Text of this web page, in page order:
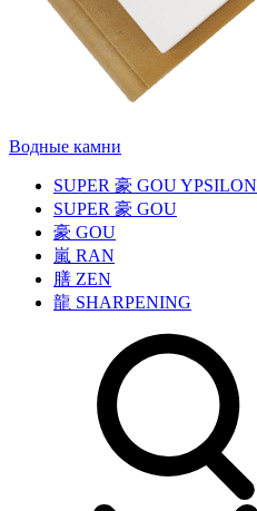
Водные камни
SUPER 豪 GOU YPSILON
SUPER 豪 GOU
豪 GOU
嵐 RAN
膳 ZEN
龍 SHARPENING